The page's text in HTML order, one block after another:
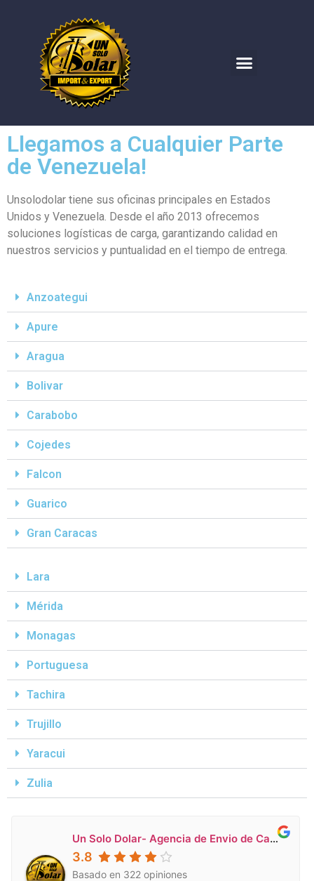
Llegamos a Cualquier Parte
de Venezuela!
Unsolodolar tiene sus oficinas principales en Estados
Unidos y Venezuela. Desde el año 2013 ofrecemos
soluciones logísticas de carga, garantizando calidad en
nuestros servicios y puntualidad en el tiempo de entrega.
Anzoategui
Apure
Aragua
Bolivar
Carabobo
Cojedes
Falcon
Guarico
Gran Caracas
Lara
Mérida
Monagas
Portuguesa
Tachira
Trujillo
Yaracui
Zulia
Un Solo Dolar- Agencia de Envio de Carga a Venezuela en Miami
3.8
Basado en 322 opiniones